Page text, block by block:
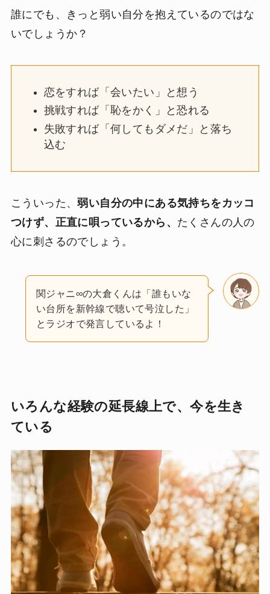
誰にでも、きっと弱い自分を抱えているのではな
いでしょうか？
恋をすれば「会いたい」と想う
挑戦すれば「恥をかく」と恐れる
失敗すれば「何してもダメだ」と落ち
込む
こういった、弱い自分の中にある気持ちをカッコ
つけず、正直に唄っているから、 たくさんの人の
心に刺さるのでしょう。
関ジャニ∞の大倉くんは「誰もいな
い台所を新幹線で聴いて号泣した」
とラジオで発言しているよ！
いろんな経験の延長線上で、今を生き
ている